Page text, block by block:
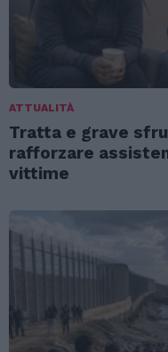
ATTUALITÀ
Tratta e grave
rafforzare
vittime